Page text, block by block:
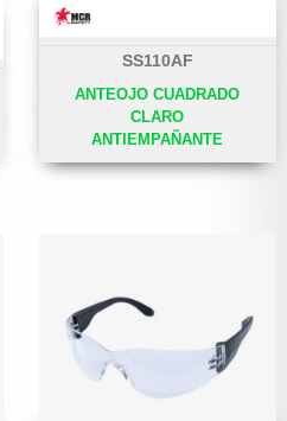
SS110AF
ANTEOJO CUADRADO
CLARO
ANTIEMPAÑANTE